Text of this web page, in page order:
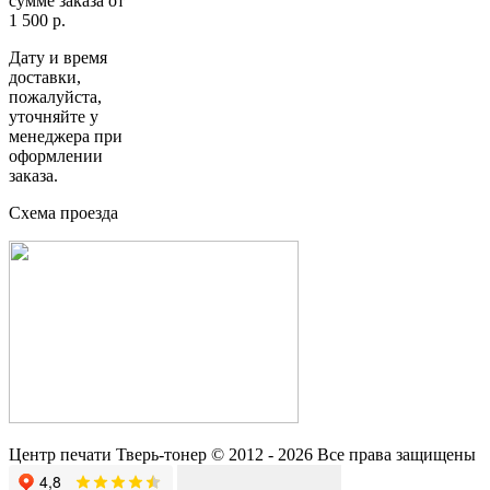
1 500 р.
Дату и время
доставки,
пожалуйста,
уточняйте у
менеджера при
оформлении
заказа.
Схема проезда
Центр печати Тверь-тонер © 2012 - 2026 Все права защищены